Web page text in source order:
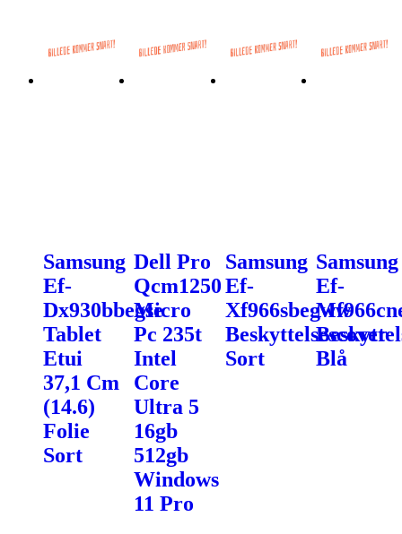
Samsung
Ef-
Dx930bbegse
Tablet
Etui
37,1 Cm
(14.6)
Folie
Sort
Dell Pro
Qcm1250
Micro
Pc 235t
Intel
Core
Ultra 5
16gb
512gb
Windows
11 Pro
Samsung
Ef-
Xf966sbegww
Beskyttelsescover
Sort
Samsung
Ef-
Blå